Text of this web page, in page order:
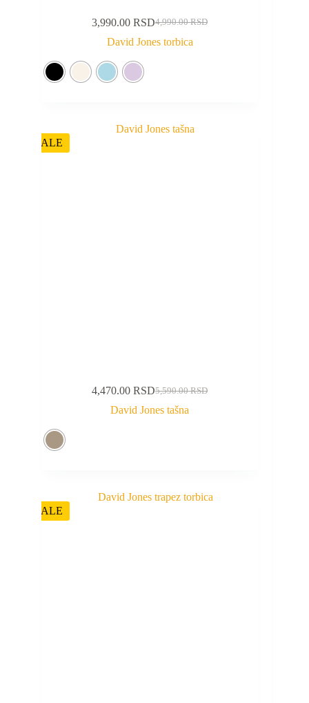
4,990.00RSD
3,990.00RSD
David Jones torbica
SALE
5,590.00RSD
4,470.00RSD
David Jones tašna
SALE